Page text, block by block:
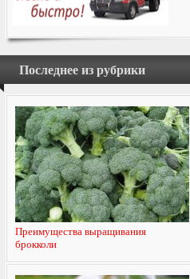
Последнее из рубрики
Преимущества выращивания
брокколи